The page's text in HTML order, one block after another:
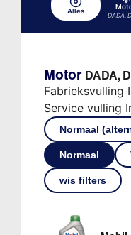
Alles
DADA,
Motor DADA,
Fabrieksvulling
Service vulling
Normaal
Normaal
wis filters